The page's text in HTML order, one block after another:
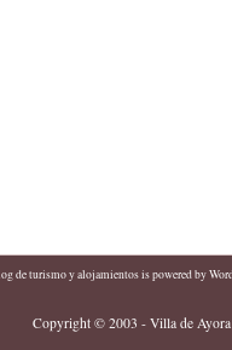
de turismo y alojamientosis powered by
Copyright © 2003 - Villa de